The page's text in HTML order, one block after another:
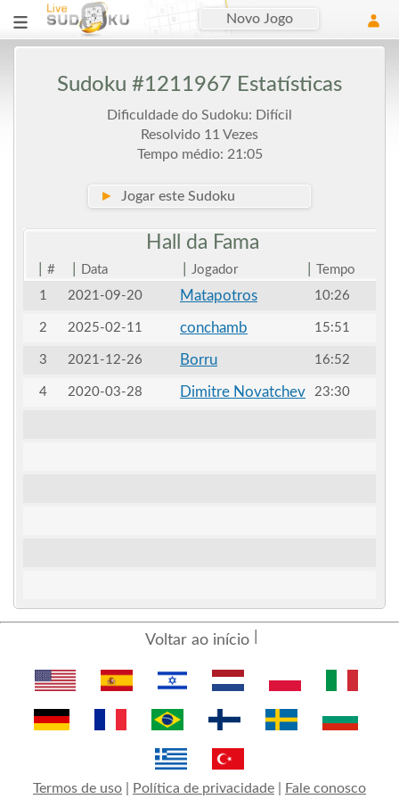
Novo Jogo
Sudoku #1211967 Estatísticas
Dificuldade do Sudoku: Difícil
Resolvido 11 Vezes
Tempo médio: 21:05
► Jogar este Sudoku
Hall da Fama
# Data Jogador
Tempo
1
2021-09-20 Matapotros 10:26
2 2025-02-11 conchamb 15:51
3 2021-12-26 Borru 16:52
4 2020-03-28 Dimitre Novatchev 23:30
Voltar ao início
Termos de uso Política de privacidade Fale conosco